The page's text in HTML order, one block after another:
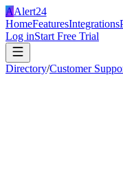
AAlert24
HomeFeaturesIntegrations
Log inStart Free Trial
Directory/Customer